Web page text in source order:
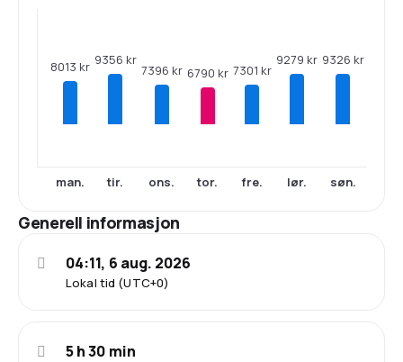
8013 kr
man.
9356 kr
tir.
7396 kr
ons.
6790 kr
tor.
7301 kr
fre.
9279 kr
lør.
9326 kr
søn.
Generell informasjon
Lokal tid (UTC+0)
04:11, 6 aug. 2026
5 h 30 min